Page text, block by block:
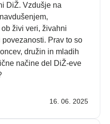
DiŽ. Vzdušje na
živi veri, živahni
Prav to so
družin in mladih
načine del DiŽ-eve
16. 06. 2025